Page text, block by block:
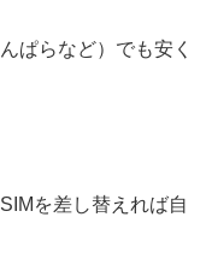
ぱらなど）でも安く
を差し替えれば自